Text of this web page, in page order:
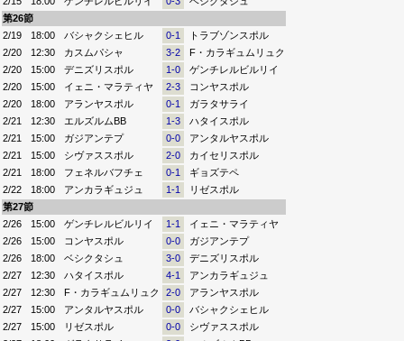
第26節
2/19
18:00 バシャクシェヒル 0-1
トラブゾンスポル
2/20
12:30 カスムパシャ 3-2
F・カラギュムリュク
2/20
15:00 デニズリスポル 1-0
ゲンチレルビルリイ
2/20
15:00 イェニ・マラティヤ 2-3
コンヤスポル
2/20
18:00 アランヤスポル 0-1
ガラタサライ
2/21
12:30 エルズルムBB 1-3
ハタイスポル
2/21
15:00 ガジアンテプ 0-0
アンタルヤスポル
2/21
15:00 シヴァススポル 2-0
カイセリスポル
2/21
18:00 フェネルバフチェ 0-1
ギョズテペ
2/22
18:00 アンカラギュジュ 1-1
リゼスポル
第27節
2/26
15:00 ゲンチレルビルリイ 1-1
イェニ・マラティヤ
2/26
15:00 コンヤスポル 0-0
ガジアンテプ
2/26
18:00 ベシクタシュ 3-0
デニズリスポル
2/27
12:30 ハタイスポル 4-1
アンカラギュジュ
2/27
12:30 F・カラギュムリュク 2-0
アランヤスポル
2/27
15:00 アンタルヤスポル 0-0
バシャクシェヒル
2/27
15:00 リゼスポル 0-0
シヴァススポル